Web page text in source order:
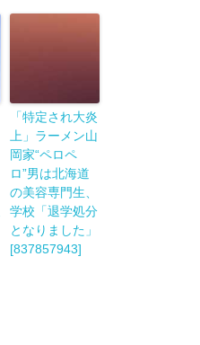
「特定され大炎
上」ラーメン山
岡家“ペロペ
ロ”男は北海道
の美容専門生、
学校「退学処分
となりました」
[837857943]